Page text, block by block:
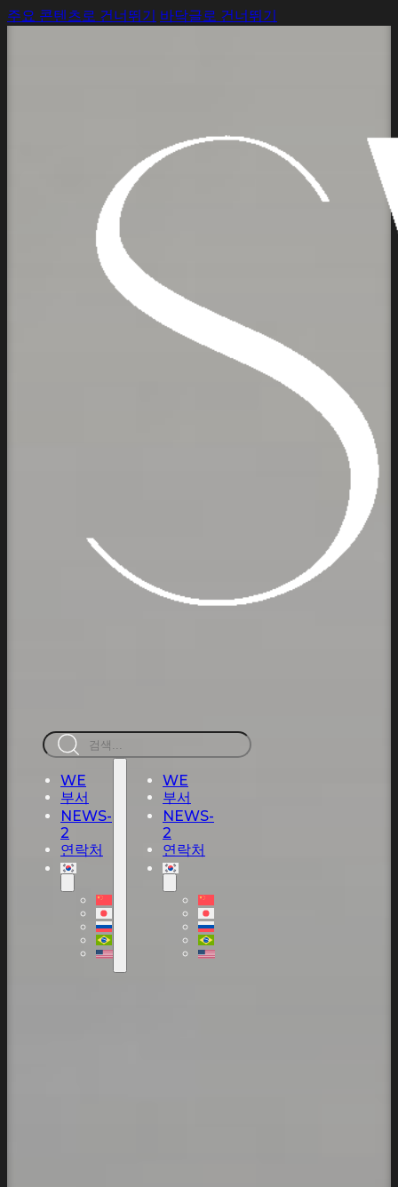
주요 콘텐츠로 건너뛰기 바닥글로 건너뛰기
검
색
WE
부서
NEWS-
2
연락처
WE
부서
NEWS-
2
연락처